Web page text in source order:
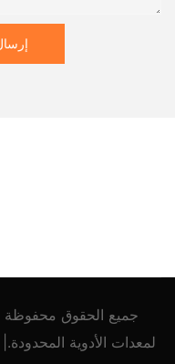
جميع الحقوق محفوظة ©
لمعدات الأدوية المحدودة.